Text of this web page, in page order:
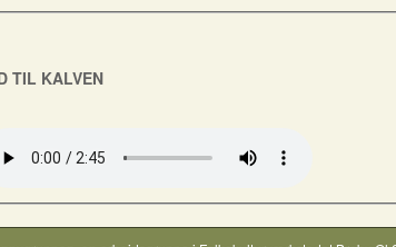
TIL KALVEN